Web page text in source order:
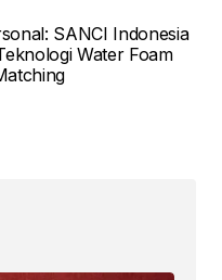
SANCI Indonesia
Water Foam